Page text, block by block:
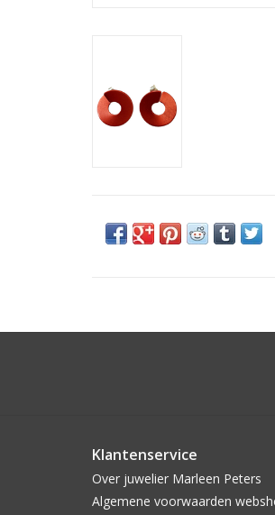
Klantenservice
Over juwelier Marleen Peters
Algemene voorwaarden